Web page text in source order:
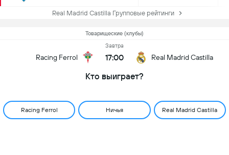
Real Madrid Castilla Групповые рейтинги
Товарищеские (клубы)
Racing Ferrol
Завтра
17:00 Real Madrid Castilla
Кто выиграет?
Racing Ferrol Ничья Real Madrid Castilla